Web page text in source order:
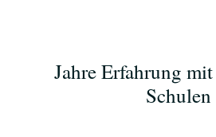
Jahre Erfahrung
Schulen